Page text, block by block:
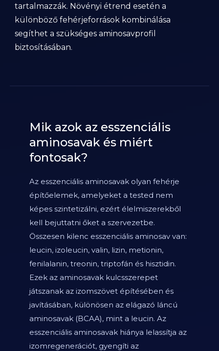
tartalmazzák. Növényi étrend esetén a
különböző fehérjeforrások kombinálása
segíthet a szükséges aminosavprofil
biztosításában.
Mik azok az esszenciális
aminosavak és miért
fontosak?
Az esszenciális aminosavak olyan fehérje
építőelemek, amelyeket a tested nem
képes szintetizálni, ezért élelmiszerekből
kell bejuttatni őket a szervezetbe.
Összesen kilenc esszenciális aminosav van:
leucin, izoleucin, valin, lizin, metionin,
fenilalanin, treonin, triptofán és hisztidin.
Ezek az aminosavak kulcsszerepet
játszanak az izomszövet építésében és
javításában, különösen az elágazó láncú
aminosavak (BCAA), mint a leucin. Az
esszenciális aminosavak hiánya lelassítja az
izomregenerációt, gyengíti az